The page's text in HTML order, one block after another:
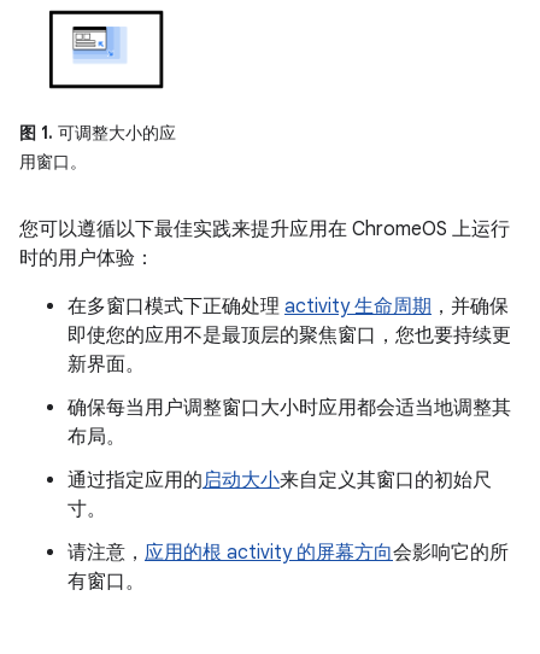
图 1. 可调整大小的应
用窗口。
您可以遵循以下最佳实践来提升应用在 ChromeOS 上运行
时的用户体验：
在多窗口模式下正确处理 activity 生命周期 ，并确保
即使您的应用不是最顶层的聚焦窗口，您也要持续更
新界面。
确保每当用户调整窗口大小时应用都会适当地调整其
布局。
通过指定应用的启动大小来自定义其窗口的初始尺
寸。
请注意， 应用的根 activity 的屏幕方向会影响它的所
有窗口。